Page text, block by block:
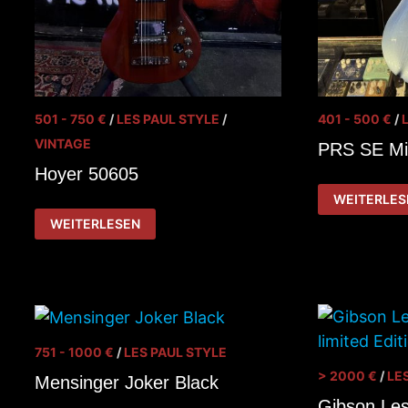
501 - 750 € /LES PAUL STYLE /
VINTAGE
Hoyer 50605
HOYER
50605
WEITERLESEN
401 - 500 € /
PRS SE
PRS
SE
MIRA
751 - 1000 € /LES PAUL STYLE
Mensinger Joker Black > 2000 € /